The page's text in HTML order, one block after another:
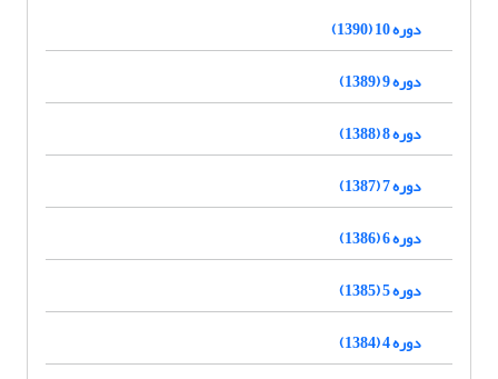
دوره 10 (1390)
دوره 9 (1389)
دوره 8 (1388)
دوره 7 (1387)
دوره 6 (1386)
دوره 5 (1385)
دوره 4 (1384)